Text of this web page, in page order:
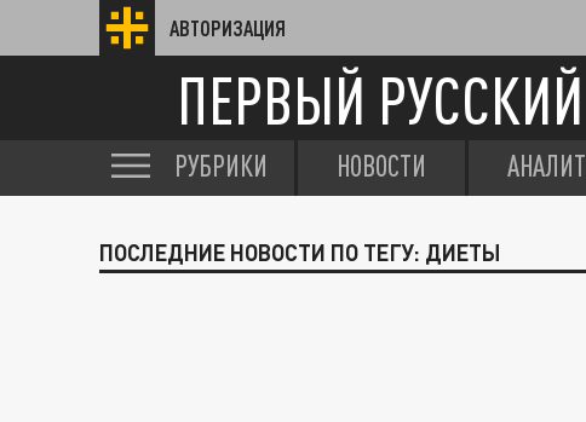
АВТОРИЗАЦИЯ
ПЕРВЫЙ РУССКИЙ
РУБРИКИ НОВОСТИ
ПОСЛЕДНИЕ НОВОСТИ ПО ТЕГУ: ДИЕТЫ